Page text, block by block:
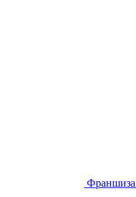
Франшиза